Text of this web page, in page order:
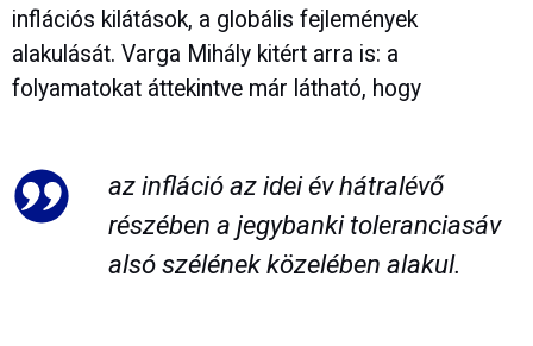
inflációs kilátások, a globális fejlemények
alakulását. Varga Mihály kitért arra is: a
folyamatokat áttekintve már látható, hogy
az infláció az idei év hátralévő
részében a jegybanki toleranciasáv
alsó szélének közelében alakul.